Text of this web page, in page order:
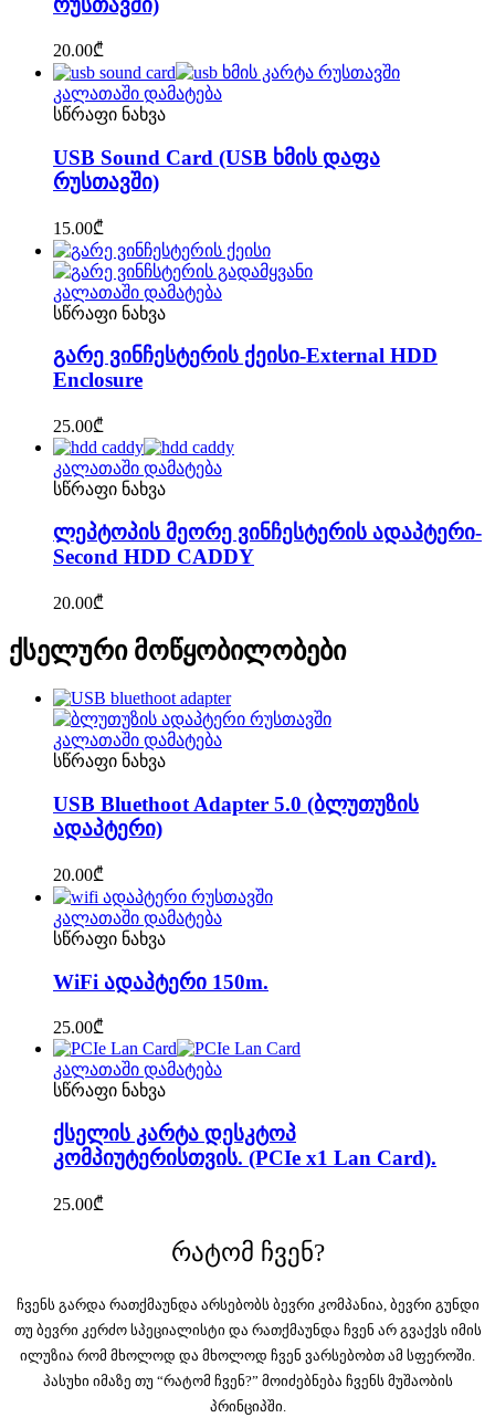
20.00₾
კალათაში დამატება
სწრაფი ნახვა
USB Sound Card (USB ხმის დაფა
რუსთავში)
15.00₾
კალათაში დამატება
სწრაფი ნახვა
გარე ვინჩესტერის ქეისი-External HDD
Enclosure
25.00₾
კალათაში დამატება
სწრაფი ნახვა
ლეპტოპის მეორე ვინჩესტერის ადაპტერი-
Second HDD CADDY
20.00₾
ქსელური მოწყობილობები
კალათაში დამატება
სწრაფი ნახვა
USB Bluethoot Adapter 5.0 (ბლუთუზის
ადაპტერი)
20.00₾
კალათაში დამატება
სწრაფი ნახვა
WiFi ადაპტერი 150m.
25.00₾
კალათაში დამატება
სწრაფი ნახვა
ქსელის კარტა დესკტოპ
კომპიუტერისთვის. (PCIe x1 Lan Card).
25.00₾
რატომ ჩვენ?
ჩვენს გარდა რათქმაუნდა არსებობს ბევრი კომპანია, ბევრი გუნდი
თუ ბევრი კერძო სპეციალისტი და რათქმაუნდა ჩვენ არ გვაქვს იმის
ილუზია რომ მხოლოდ და მხოლოდ ჩვენ ვარსებობთ ამ სფეროში.
პასუხი იმაზე თუ “რატომ ჩვენ?” მოიძებნება ჩვენს მუშაობის
პრინციპში.